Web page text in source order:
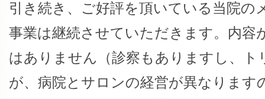
引き続き、ご好評を頂いている当院の
事業は継続させていただきます。内容
はありません（診察もありますし、ト
が、病院とサロンの経営が異なります